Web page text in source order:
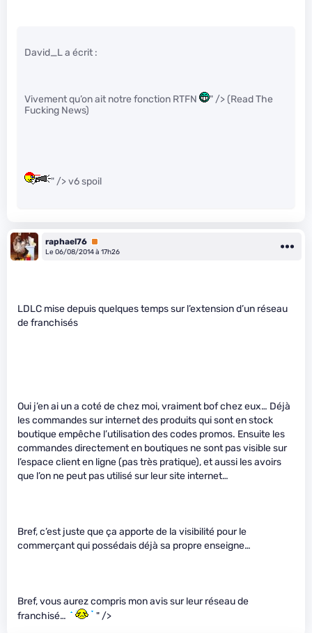
David_L a écrit :
Vivement qu’on ait notre fonction RTFN
" /> (Read The
Fucking News)
" /> v6 spoil
raphael76 Premium
Le 06/08/2014 à 17h26
LDLC mise depuis quelques temps sur l’extension d’un réseau
de franchisés
Oui j’en ai un a coté de chez moi, vraiment bof chez eux… Déjà
les commandes sur internet des produits qui sont en stock
boutique empêche l’utilisation des codes promos. Ensuite les
commandes directement en boutiques ne sont pas visible sur
l’espace client en ligne (pas très pratique), et aussi les avoirs
que l’on ne peut pas utilisé sur leur site internet…
Bref, c’est juste que ça apporte de la visibilité pour le
commerçant qui possédais déjà sa propre enseigne…
Bref, vous aurez compris mon avis sur leur réseau de
franchisé…
" />